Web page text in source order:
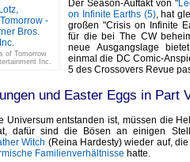
of Tomorrow
Inc.
Der Season-Auftakt von "
on Infinite Earths (5), hat
großen "Crisis on Infinite
für die bei The CW
neue Ausgangslage
einmal die DC Comic-
5 des Crossovers Revue
und Easter Eggs in Part
Universum entstanden ist, müssen die
dafür sind die Bösen an einigen
Witch (Reina Hardesty) wieder auf,
Familienverhältnisse hatte.